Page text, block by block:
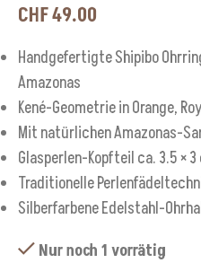
CHF49.00
Handgefertigte Shipibo
Amazonas
Kené-Geometrie in Orange,
Mit natürlichen Amazonas-
Glasperlen-Kopfteil ca. 3.5 ×
Traditionelle
Silberfarbene Edelstahl-
Nur noch 1 vorrätig